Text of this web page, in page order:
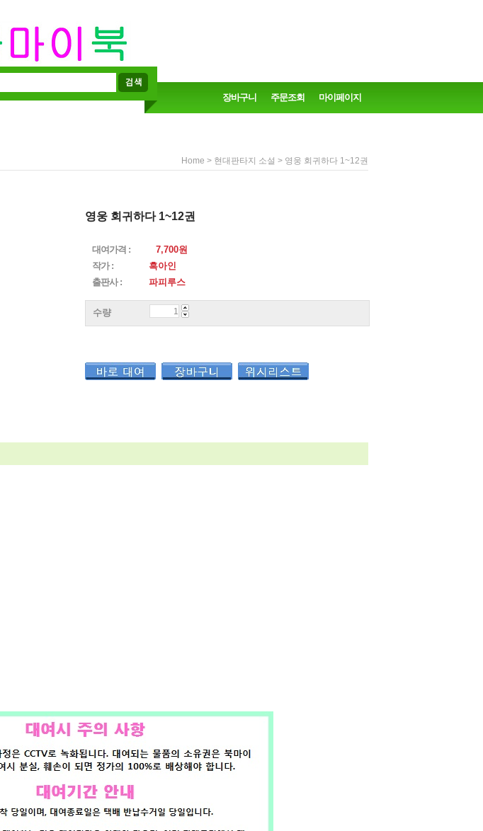
장바구니 주문조회 마이페이지
Home > 현대판타지 소설 > 영웅 회귀하다 1~12권
영웅 회귀하다 1~12권
대여가격 : 7,700원
작가 :
흑아인
출판사 :
파피루스
수량